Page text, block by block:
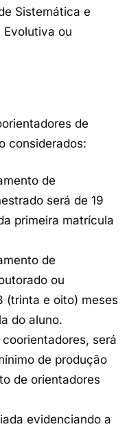
Sistemática e
Evolutiva ou
de
considerados:
de
será de 19
primeira matrícula
de
ou
(trinta e oito) meses
do aluno.
será
de produção
de orientadores
evidenciando a